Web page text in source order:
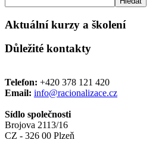
Aktuální kurzy a školení
Důležité kontakty
Telefon: +420 378 121 420
Email: info@racionalizace.cz
Sídlo společnosti
Brojova 2113/16
CZ - 326 00 Plzeň